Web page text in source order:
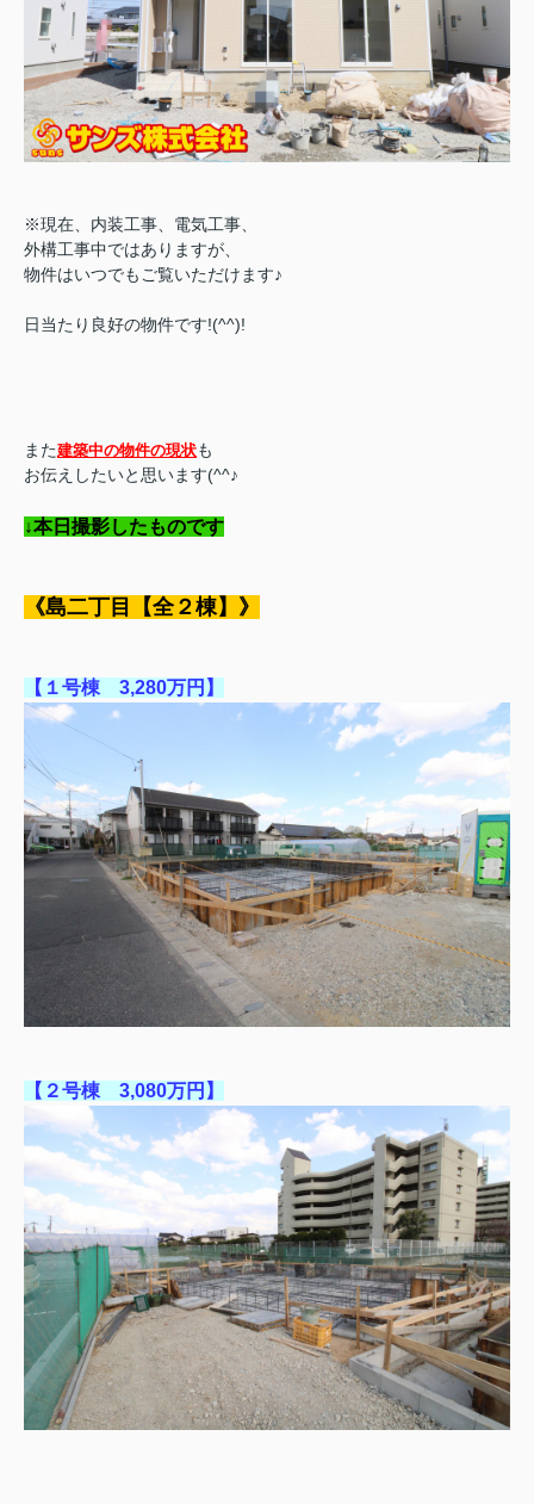
※現在、内装工事、電気工事、
外構工事中ではありますが、
物件はいつでもご覧いただけます♪
日当たり良好の物件です!(^^)!
また建築中の物件の現状も
お伝えしたいと思います(^^♪
↓本日撮影したものです
《島二丁目【全２棟】》
【１号棟 3,280万円】
【２号棟 3,080万円】